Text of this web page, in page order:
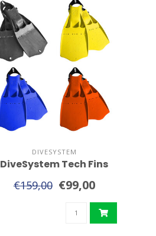
DIVESYSTEM
DiveSystem Tech Fins
€159,00 €99,00